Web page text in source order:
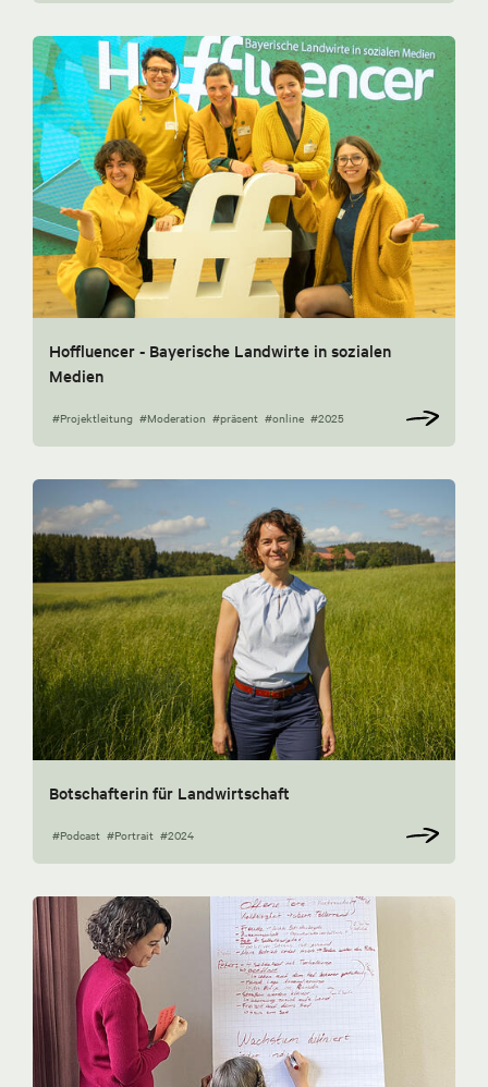
Hoffluencer - Bayerische Landwirte in sozialen
Medien
#Projektleitung #Moderation #präsent #online #2025
Botschafterin für Landwirtschaft
#Podcast #Portrait #2024